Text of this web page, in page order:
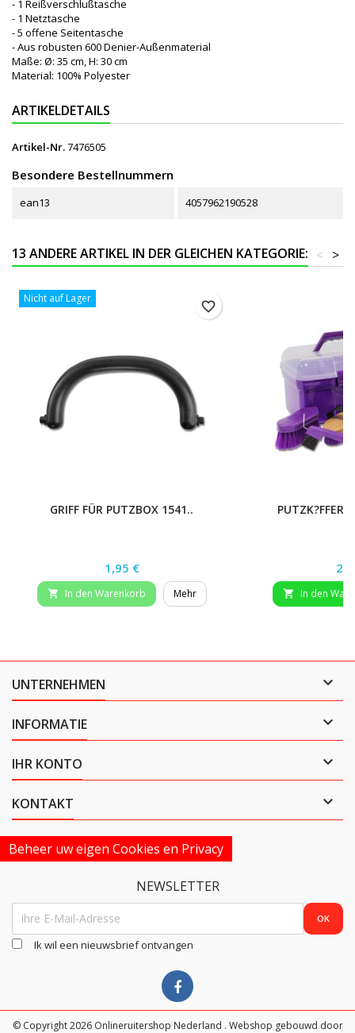
- 1 Reißverschlußtasche
- 1 Netztasche
- 5 offene Seitentasche
- Aus robusten 600 Denier-Außenmaterial
Maße: Ø: 35 cm, H: 30 cm
Material: 100% Polyester
ARTIKELDETAILS
Artikel-Nr.7476505
Besondere Bestellnummern
ean13 4057962190528
13 ANDERE ARTIKEL IN DER GLEICHEN KATEGORIE: >
<
Nicht auf Lager
GRIFF FÜR PUTZBOX 1541..
Preis
1,95 €
 In den Warenkorb Mehr
favorite_border
 In den
UNTERNEHMEN 
INFORMATIE 
IHR KONTO 
KONTAKT 
Beheer uw eigen Cookies en Privacy
NEWSLETTER
Ik wil een nieuwsbrief ontvangen
© Copyright 2026 Onlineruitershop Nederland . Webshop gebouwd door